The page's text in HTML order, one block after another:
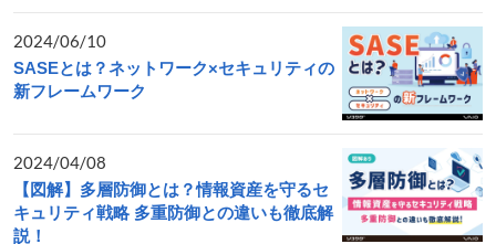
2024/06/10
SASEとは？ネットワーク×セキュリティの
新フレームワーク
2024/04/08
【図解】多層防御とは？情報資産を守るセ
キュリティ戦略 多重防御との違いも徹底解
説！